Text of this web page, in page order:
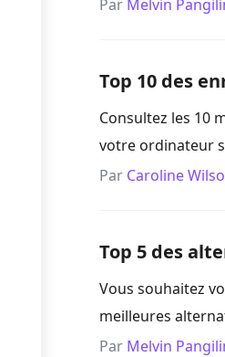
Par Melvin
Top 10 des
Consultez les 10
votre ordinateur
Par Caroline
Top 5 des
Vous souhaitez
meilleures
Par Melvin